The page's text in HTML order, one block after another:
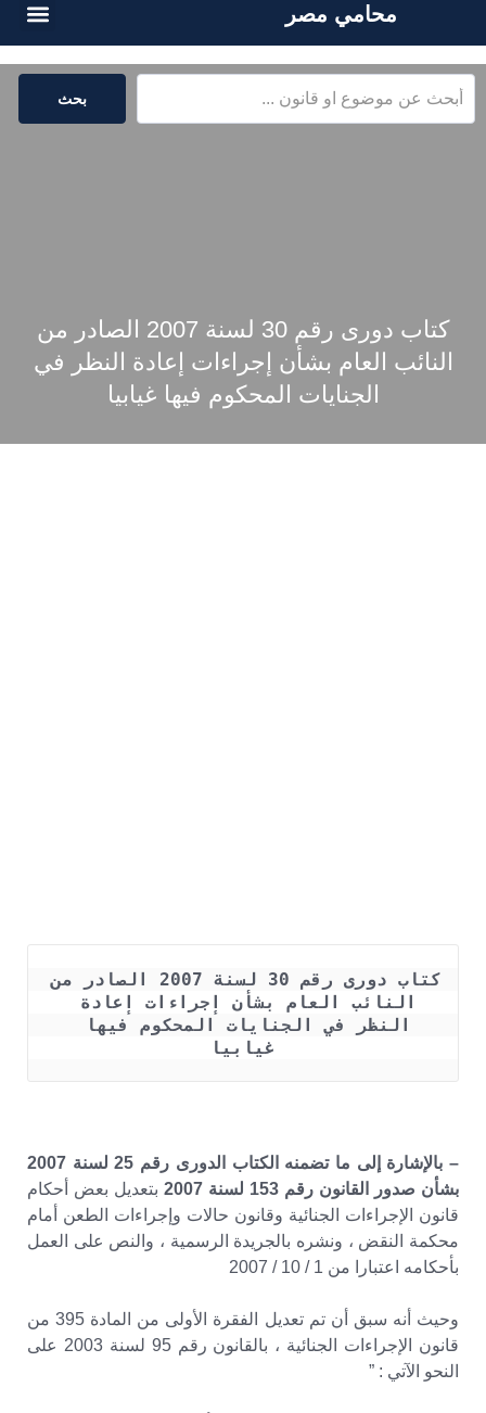
محامي مصر
بحث
كتاب دورى رقم 30 لسنة 2007 الصادر من
النائب العام بشأن إجراءات إعادة النظر في
الجنايات المحكوم فيها غيابيا
كتاب دورى رقم 30 لسنة 2007 الصادر من
غيابيا
– بالإشارة إلى ما تضمنه الكتاب الدورى رقم 25 لسنة 2007
بشأن صدور القانون رقم 153 لسنة 2007
بتعديل بعض أحكام
قانون الإجراءات الجنائية وقانون حالات وإجراءات الطعن أمام
محكمة النقض ، ونشره بالجريدة الرسمية ، والنص على العمل
بأحكامه اعتبارا من 1 / 10 / 2007
وحيث أنه سبق أن تم تعديل الفقرة الأولى من المادة 395 من
قانون الإجراءات الجنائية ، بالقانون رقم 95 لسنة 2003 على
النحو الآتي : ”